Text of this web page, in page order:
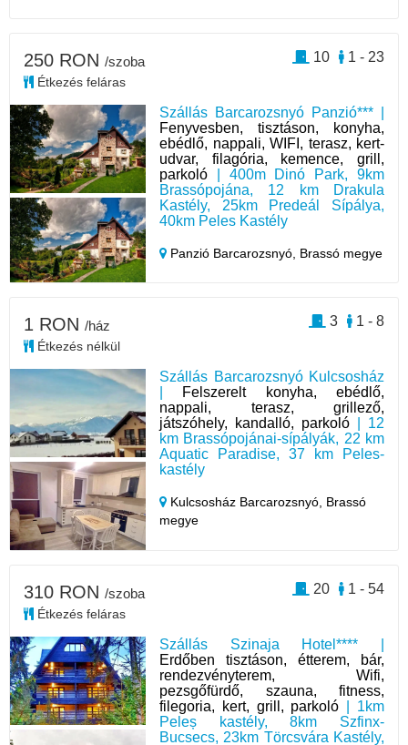
Szállás Barcarozsnyó Panzió*** |
Fenyvesben, tisztáson, konyha,
ebédlő, nappali, WIFI, terasz, kert-
udvar, filagória, kemence, grill,
parkoló | 400m Dinó Park, 9km
Brassópojána, 12 km Drakula
Kastély, 25km Predeál Sípálya,
40km Peles Kastély
Panzió Barcarozsnyó, Brassó megye
250 RON /szoba
Étkezés feláras
1 - 23
10
Szállás Barcarozsnyó Kulcsosház
Felszerelt konyha, ebédlő,
nappali, terasz, grillező,
játszóhely, kandalló, parkoló | 12
km Brassópojánai-sípályák, 22 km
Aquatic Paradise, 37 km Peles-
kastély
Kulcsosház Barcarozsnyó, Brassó
megye
1 RON /ház
Étkezés nélkül
1 - 8
3
Szállás Szinaja Hotel**** |
Erdőben tisztáson, étterem, bár,
rendezvényterem, Wifi,
pezsgőfürdő, szauna, fitness,
filegoria, kert, grill, parkoló | 1km
Peleș kastély, 8km Szfinx-
Bucsecs, 23km Törcsvára Kastély,
310 RON /szoba
Étkezés feláras
1 - 54
20